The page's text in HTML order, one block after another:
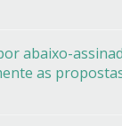
abaixo-
as